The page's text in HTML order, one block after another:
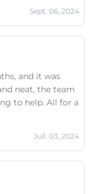
Sept. 06, 2024
and it was
neat, the team
to help. All for a
Juil. 03, 2024